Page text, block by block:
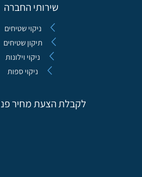
שירותי החברה
ניקוי שטיחים
תיקון שטיחים
ניקוי וילונות
ניקוי ספות
לקבלת הצעת מחיר פנו